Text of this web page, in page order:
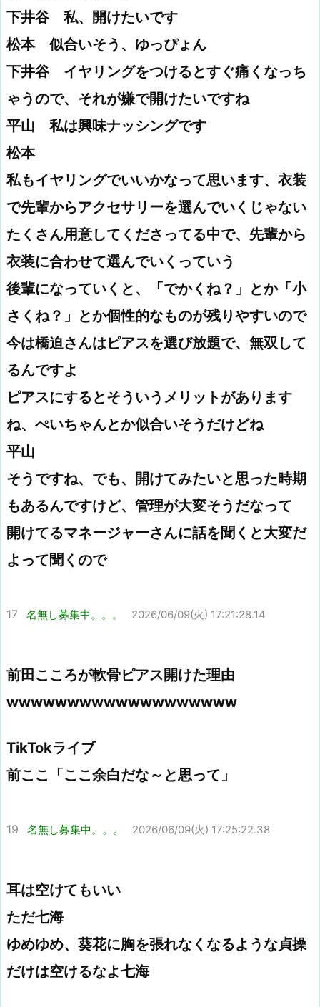
下井谷 私、開けたいです
松本 似合いそう、ゆっぴょん
下井谷 イヤリングをつけるとすぐ痛くなっち
ゃうので、それが嫌で開けたいですね
平山 私は興味ナッシングです
松本
私もイヤリングでいいかなって思います、衣装
で先輩からアクセサリーを選んでいくじゃない
たくさん用意してくださってる中で、先輩から
衣装に合わせて選んでいくっていう
後輩になっていくと、「でかくね？」とか「小
さくね？」とか個性的なものが残りやすいので
今は橋迫さんはピアスを選び放題で、無双して
るんですよ
ピアスにするとそういうメリットがあります
ね、ぺいちゃんとか似合いそうだけどね
平山
そうですね、でも、開けてみたいと思った時期
もあるんですけど、管理が大変そうだなって
開けてるマネージャーさんに話を聞くと大変だ
よって聞くので
17 名無し募集中。。。 2026/06/09(火) 17:21:28.14
前田こころが軟骨ピアス開けた理由
wwwwwwwwwwwwwwwwwww
TikTokライブ
前ここ「ここ余白だな～と思って」
19 名無し募集中。。。 2026/06/09(火) 17:25:22.38
耳は空けてもいい
ただ七海
ゆめゆめ、葵花に胸を張れなくなるような貞操
だけは空けるなよ七海